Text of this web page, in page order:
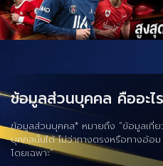
ข้อมูลส่วนบุคคล คืออะไ
ข้อมูลส่วนบุคคล* หมายถึง “ข้อมูลเกี่ย
บุคคลนั้นได้ ไม่ว่าทางตรงหรือทางอ้อ
โดยเฉพาะ”